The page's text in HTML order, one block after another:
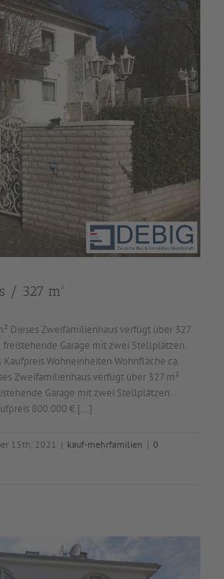
/ 327 m²
Dieses Zweifamilienhaus verfügt über 327
freistehende Garage mit zwei Stellplätzen.
Kaufpreis Wohneinheiten Wohnfläche ca.
Zweifamilienhaus verfügt über 327 m²
Garage mit zwei Stellplätzen.
800.000 € [...]
15th, 2021 | kauf-mehrfamilien | 0